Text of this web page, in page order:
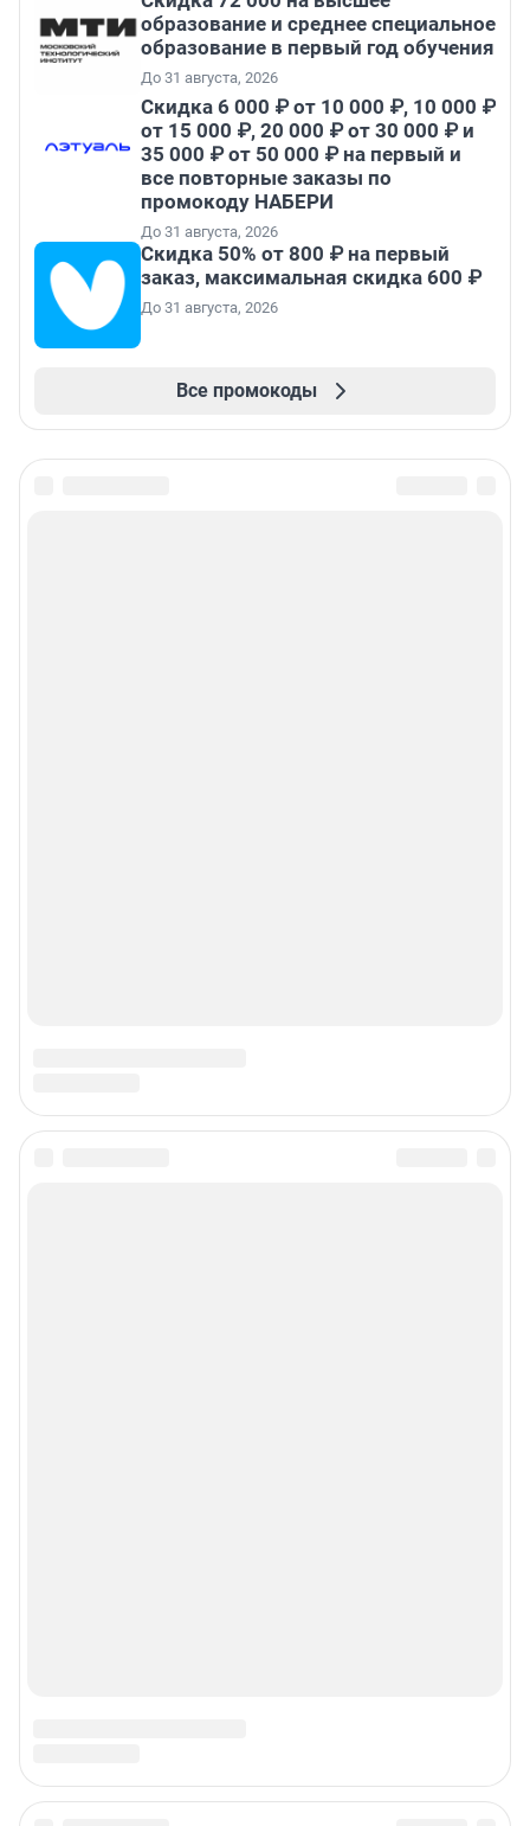
образование и среднее специальное
образование в первый год обучения
До 31 августа, 2026
Скидка 6 000 ₽ от 10 000 ₽, 10 000 ₽
от 15 000 ₽, 20 000 ₽ от 30 000 ₽ и
35 000 ₽ от 50 000 ₽ на первый и
все повторные заказы по
промокоду НАБЕРИ
До 31 августа, 2026
Скидка 50% от 800 ₽ на первый
заказ, максимальная скидка 600 ₽
До 31 августа, 2026
Все промокоды